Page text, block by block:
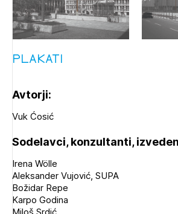
PLAKATI
Avtorji:
Vuk Ćosić
Sodelavci, konzultanti,
Irena Wölle
Aleksander Vujović, SUPA
Božidar Repe
Karpo Godina